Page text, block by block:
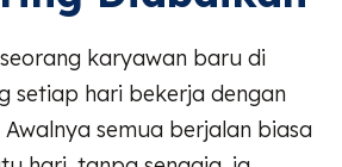
karyawan baru di
setiap hari bekerja dengan
semua berjalan biasa